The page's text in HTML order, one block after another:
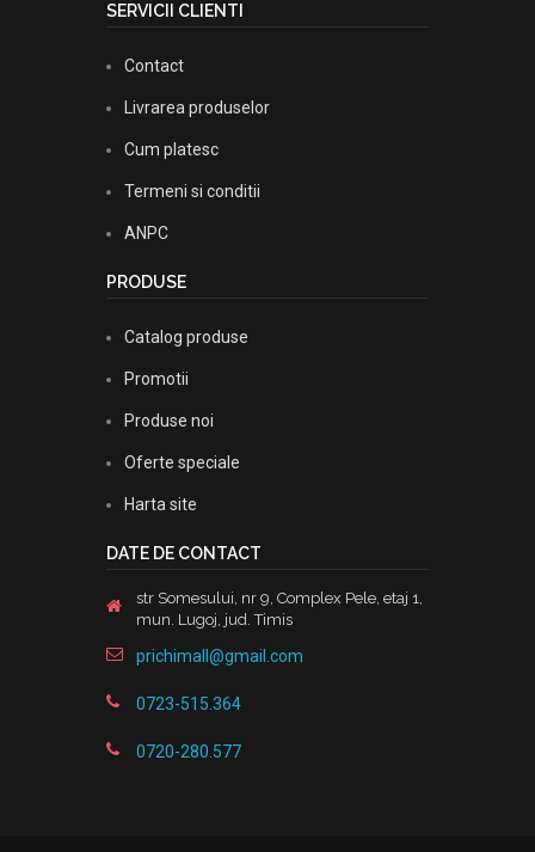
SERVICII CLIENTI
Contact
Livrarea produselor
Cum platesc
Termeni si conditii
ANPC
PRODUSE
Catalog produse
Promotii
Produse noi
Oferte speciale
Harta site
DATE DE CONTACT
str Somesului, nr 9, Complex Pele, etaj 1,
mun. Lugoj, jud. Timis
prichimall@gmail.com
0723-515.364
0720-280.577